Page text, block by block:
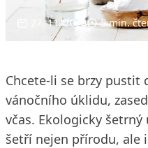
27. 11. 2020 5 min.
Chcete-li se brzy pustit
vánočního úklidu,
včas. Ekologicky
šetří nejen přírodu, ale